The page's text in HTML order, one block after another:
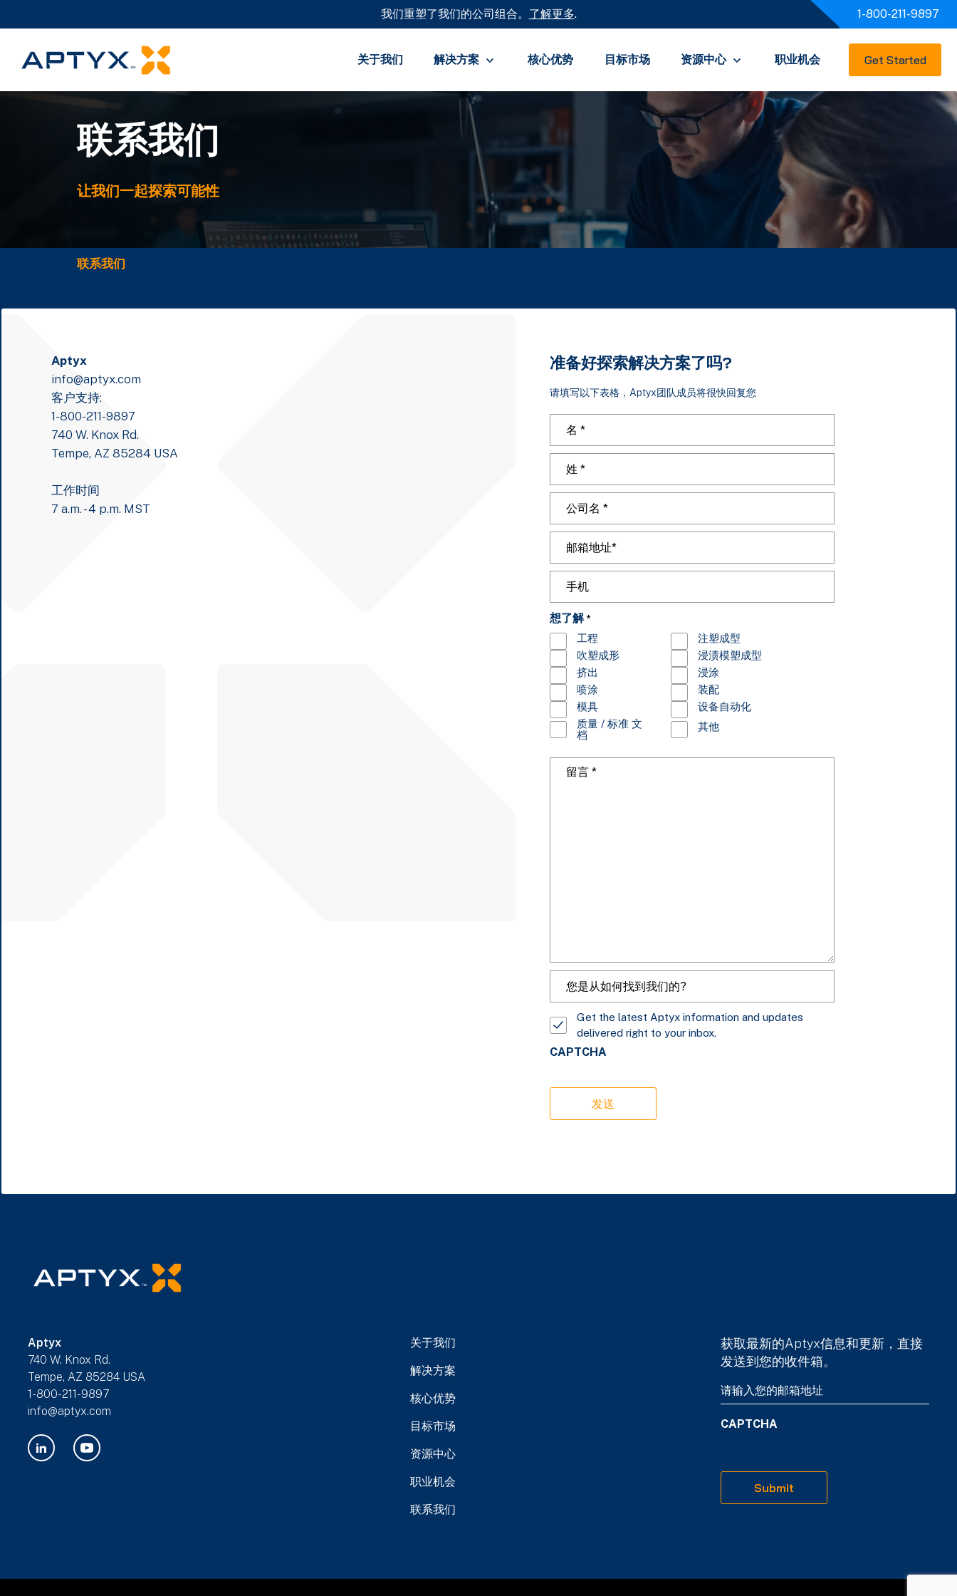
我们重塑了我们的公司组合。 了解更多. 1-800-211-9897
关于我们 解决方案 核心优势 目标市场 资源中心 职业机会 Get Started
联系我们
让我们一起探索可能性
联系我们
Aptyx
info@aptyx.com
客户支持:
1-800-211-9897
740 W. Knox Rd.
Tempe, AZ 85284 USA
工作时间
7 a.m. - 4 p.m. MST
准备好探索解决方案了吗?
请填写以下表格，Aptyx团队成员将很快回复您
名：
姓：
Company
Email
Phone
想了解 *
工程
注塑成型
吹塑成形
浸渍模塑成型
挤出
浸涂
喷涂
装配
模具
设备自动化
质量 / 标准 文
档
其他
Message
How
find
us?
将
最
新
Aptyx
息
Get the latest Aptyx information and updates
delivered right to your inbox.
CAPTCHA
Aptyx
740 W. Knox Rd.
Tempe, AZ 85284 USA
1-800-211-9897
info@aptyx.com
关于我们
解决方案
核心优势
目标市场
资源中心
职业机会
联系我们
获取最新的Aptyx信息和更新，直接
发送到您的收件箱。
Email
(Required)
CAPTCHA